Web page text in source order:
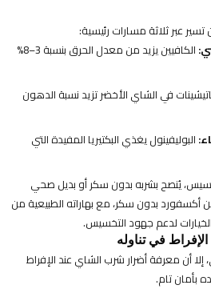
عبر ثلاثة مسارات رئيسية:
الكافيين يزيد من معدل الحرق بنسبة 3–8%
في الشاي الأخضر تزيد نسبة الدهون
البوليفينول يغذي البكتيريا المفيدة التي
يُنصح بشربه بدون سكر أو بديل صحي
أكسفورد بدون سكر، مع بهاراته الطبيعية من
لدعم جهود التخسيس.
في تناوله
إلا أن معرفة أضرار شرب الشاي عند الإفراط
بأمان تام.